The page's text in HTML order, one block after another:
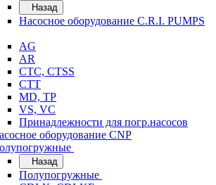
Назад
Насосное оборудование C.R.I. PUMPS
AG
AR
CTC, CTSS
CTT
MD, TP
VS, VC
Принадлежности для погр.насосов
оборудование CNP
Назад
Полупогружные